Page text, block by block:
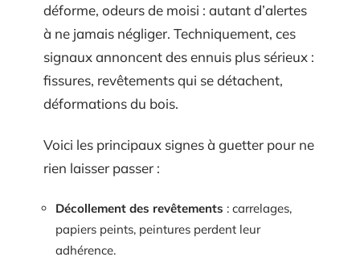
déforme, odeurs de moisi : autant d’alertes
à ne jamais négliger. Techniquement, ces
signaux annoncent des ennuis plus sérieux :
fissures, revêtements qui se détachent,
déformations du bois.
Voici les principaux signes à guetter pour ne
rien laisser passer :
Décollement des revêtements : carrelages,
papiers peints, peintures perdent leur
adhérence.